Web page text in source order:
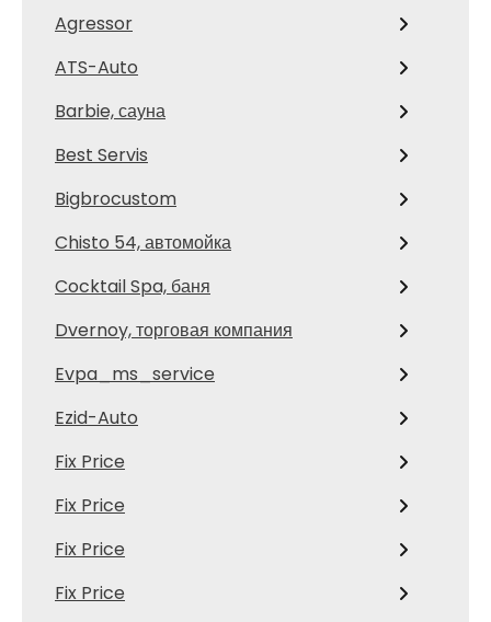
Agressor
ATS-Auto
Barbie, сауна
Best Servis
Bigbrocustom
Chisto 54, автомойка
Cocktail Spa, баня
Dvernoy, торговая компания
Evpa_ms_service
Ezid-Auto
Fix Price
Fix Price
Fix Price
Fix Price